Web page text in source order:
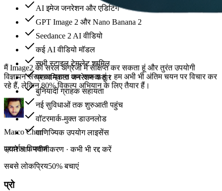
AI इमेज जनरेशन और एडिटिंग
GPT Image 2 और Nano Banana 2
Seedance 2 AI वीडियो
कई AI वीडियो मॉडल
सभी स्टाइल टेम्प्लेट शामिल
प्राथमिकता जनरेशन कतार
बुनियादी ग्राहक सहायता
नई सुविधाओं तक शुरुआती पहुंच
वॉटरमार्क-मुक्त डाउनलोड
वाणिज्यिक उपयोग लाइसेंस
अपने आप नवीनीकरण · कभी भी रद्द करें
सबसे लोकप्रिय50% बचाएं
प्रो
टेक्स्ट रेंडरिंग हमारे लिए सबसे बड़ी जीत है। CTA कॉपी मोबाइल आकारों में
पढ़ने योग्य है, इसलिए हम डिज़ाइन टूल में बैनर के पुनर्निर्माण में कम समय खर्च
करते हैं।
Aya Nakamura
कला निर्देशक